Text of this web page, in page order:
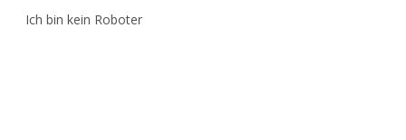
Ich bin kein Roboter